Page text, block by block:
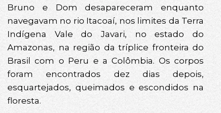
Bruno e Dom desapareceram enquanto
navegavam no rio Itacoaí, nos limites da Terra
Indígena Vale do Javari, no estado do
Amazonas, na região da tríplice fronteira do
Brasil com o Peru e a Colômbia. Os corpos
foram encontrados dez dias depois,
esquartejados, queimados e escondidos na
floresta.